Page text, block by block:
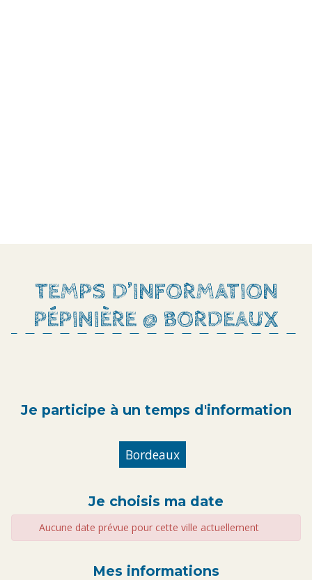
TEMPS D’INFORMATION
PÉPINIÈRE @ BORDEAUX
Je participe à un temps d'information
Bordeaux
Je choisis ma date
Aucune date prévue pour cette ville actuellement
Mes informations